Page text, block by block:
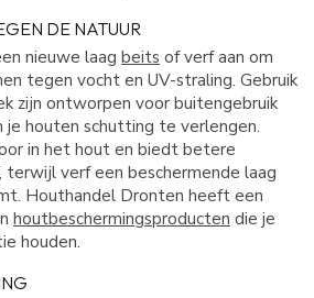
DE NATUUR
nieuwe laag beits of verf aan om
tegen vocht en UV-straling. Gebruik
zijn ontworpen voor buitengebruik
je houten schutting te verlengen.
in het hout en biedt betere
terwijl verf een beschermende laag
Houthandel Dronten heeft een
houtbeschermingsproducten die je
houden.